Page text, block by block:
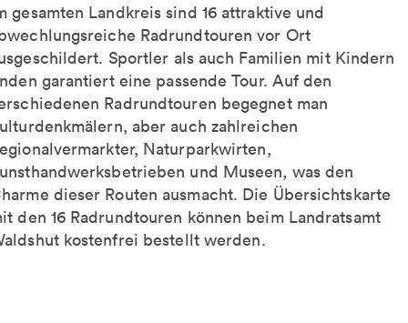
gesamten Landkreis sind 16 attraktive und
Radrundtouren vor Ort
Sportler als auch Familien mit Kindern
garantiert eine passende Tour. Auf den
Radrundtouren begegnet man
aber auch zahlreichen
Naturparkwirten,
und Museen, was den
dieser Routen ausmacht. Die Übersichtskarte
den 16 Radrundtouren können beim Landratsamt
kostenfrei bestellt werden.